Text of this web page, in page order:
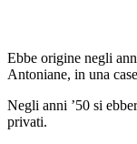
Ebbe origine negli
Antoniane, in una
Negli anni ’50 si
privati.